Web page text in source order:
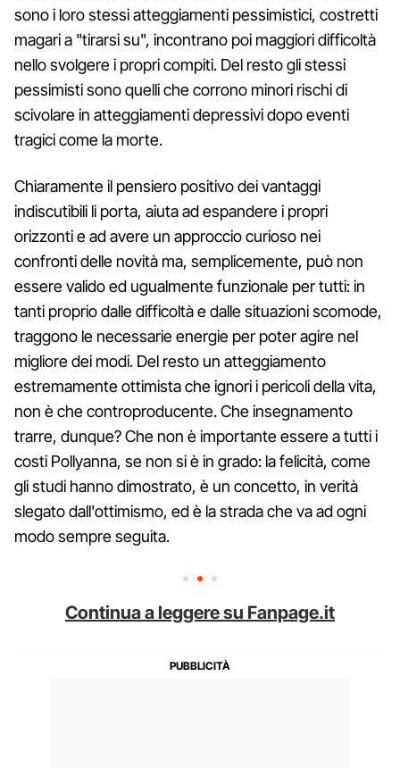
sono i loro stessi atteggiamenti pessimistici, costretti
magari a "tirarsi su", incontrano poi maggiori difficoltà
nello svolgere i propri compiti. Del resto gli stessi
pessimisti sono quelli che corrono minori rischi di
scivolare in atteggiamenti depressivi dopo eventi
tragici come la morte.
Chiaramente il pensiero positivo dei vantaggi
indiscutibili li porta, aiuta ad espandere i propri
orizzonti e ad avere un approccio curioso nei
confronti delle novità ma, semplicemente, può non
essere valido ed ugualmente funzionale per tutti: in
tanti proprio dalle difficoltà e dalle situazioni scomode,
traggono le necessarie energie per poter agire nel
migliore dei modi. Del resto un atteggiamento
estremamente ottimista che ignori i pericoli della vita,
non è che controproducente. Che insegnamento
trarre, dunque? Che non è importante essere a tutti i
costi Pollyanna, se non si è in grado: la felicità, come
gli studi hanno dimostrato, è un concetto, in verità
slegato dall'ottimismo, ed è la strada che va ad ogni
modo sempre seguita.
Continua a leggere su Fanpage.it